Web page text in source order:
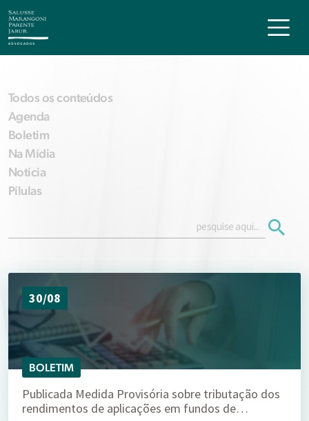
Todos os conteúdos
Agenda
Boletim
Na Mídia
Notícia
Pílulas
30/08
BOLETIM
Publicada Medida Provisória sobre tributação dos
rendimentos de aplicações em fundos de…